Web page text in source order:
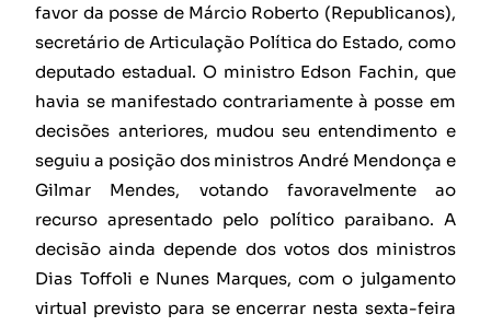
favor da posse de Márcio Roberto (Republicanos),
secretário de Articulação Política do Estado, como
deputado estadual. O ministro Edson Fachin, que
havia se manifestado contrariamente à posse em
decisões anteriores, mudou seu entendimento e
seguiu a posição dos ministros André Mendonça e
Gilmar Mendes, votando favoravelmente ao
recurso apresentado pelo político paraibano. A
decisão ainda depende dos votos dos ministros
Dias Toffoli e Nunes Marques, com o julgamento
virtual previsto para se encerrar nesta sexta-feira